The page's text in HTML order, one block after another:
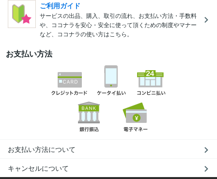
ご利用ガイド
サービスの出品、購入、取引の流れ、お支払い方法・手数料
や、ココナラを安心・安全に使って頂くための制度やマナー
など、ココナラの使い方はこちら。
お支払い方法
お支払い方法について
キャンセルについて